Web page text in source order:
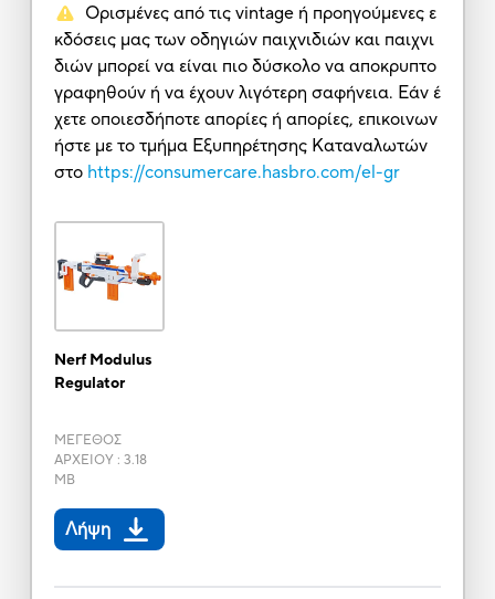
Ορισμένες από τις vintage ή προηγούμενες ε
κδόσεις μας των οδηγιών παιχνιδιών και παιχνι
διών μπορεί να είναι πιο δύσκολο να αποκρυπτο
γραφηθούν ή να έχουν λιγότερη σαφήνεια. Εάν έ
χετε οποιεσδήποτε απορίες ή απορίες, επικοινων
ήστε με το τμήμα Εξυπηρέτησης Καταναλωτών
στο https://consumercare.hasbro.com/el-gr
Nerf Modulus
Regulator
ΜΕΓΕΘΟΣ
ΑΡΧΕΙΟΥ: 3.18
MB
Λήψη